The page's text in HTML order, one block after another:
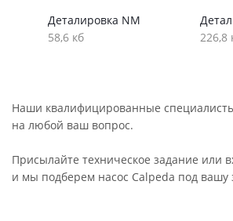
Деталировка NM
58,6 кб
226,8
Наши квалифицированные
на любой ваш вопрос.
Присылайте техническое задание или
и мы подберем насос Calpeda под вашу